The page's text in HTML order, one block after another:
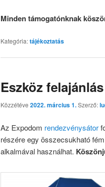
Minden támogatónknak
Kategória:tájékoztatás
Eszköz felajánlás
Közzétéve 2022. március 1.Szerző:
Az Expodom rendezvénysátor
részére egy összecsukható
alkalmával használhat.